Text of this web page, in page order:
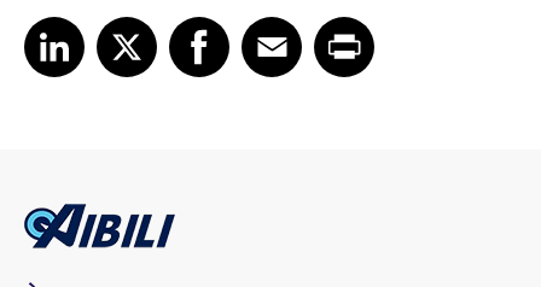
Share article on LinkedIn
LinkedIn
Share article on XShare article on Facebook
Facebook
Share article on Email
EmailShare article on Print